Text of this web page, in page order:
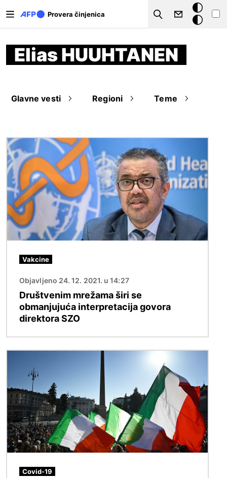
Provera činjenica
Search
Tamna
pozadina
Elias HUUHTANEN
Glavne vesti Regioni Teme
Image
Vakcine
Objavljeno 24. 12. 2021. u 14:27
Društvenim mrežama širi se
obmanjujuća interpretacija govora
direktora SZO
Covid-19